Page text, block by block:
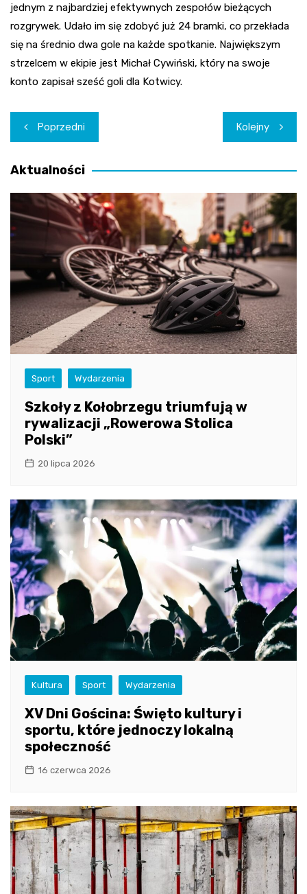
jednym z najbardziej efektywnych zespołów bieżących
rozgrywek. Udało im się zdobyć już 24 bramki, co przekłada
się na średnio dwa gole na każde spotkanie. Największym
strzelcem w ekipie jest Michał Cywiński, który na swoje
konto zapisał sześć goli dla Kotwicy.
Nawigacja
wpisu
Poprzedni Kolejny
Aktualności
Sport Wydarzenia
Szkoły z Kołobrzegu triumfują w
rywalizacji „Rowerowa Stolica
Polski”
20 lipca 2026
Kultura Sport Wydarzenia
XV Dni Gościna: Święto kultury i
sportu, które jednoczy lokalną
społeczność
16 czerwca 2026